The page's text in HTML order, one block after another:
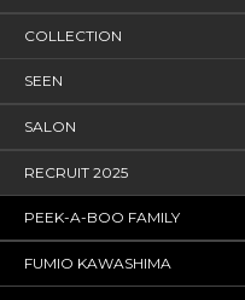
COLLECTION
SEEN
SALON
RECRUIT 2025
PEEK-A-BOO FAMILY
FUMIO KAWASHIMA